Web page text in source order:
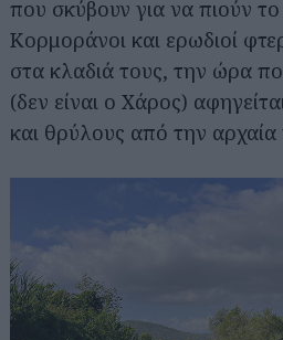
που σκύβουν για να πιούν
Κορμοράνοι και ερωδιοί
στα κλαδιά τους, την ώρα
(δεν είναι ο Χάρος)
και θρύλους από την